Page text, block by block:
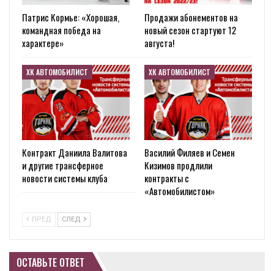
Патрис Кормье: «Хорошая,
командная победа на
характере»
Продажи абонементов на
новый сезон стартуют 12
августа!
ХК АВТОМОБИЛИСТ
Контракт Даниила Валитова
и другие трансферное
новости системы клуба
ХК АВТОМОБИЛИСТ
Василий Филяев и Семен
Кизимов продлили
контракты с
«Автомобилистом»
ПРЕД СЛЕД
ОСТАВЬТЕ ОТВЕТ